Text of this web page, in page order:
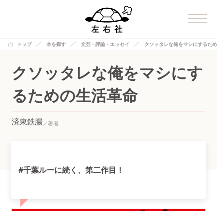
トップ 本を探す 文芸・評論・エッセイ クソッタレな俺をマシにするた
クソッタレな俺をマシにす
るための生活革命
済東鉄腸
#千葉ルーに続く、第二作目！